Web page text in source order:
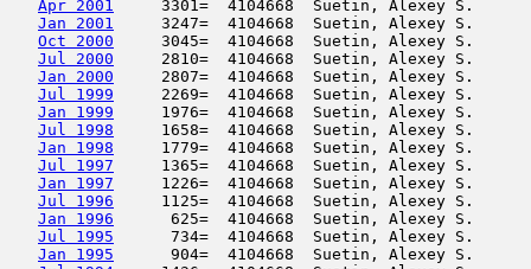
Apr 2001
3301=  4104668  Suetin, Alexey
Jan 2001
3247=  4104668  Suetin, Alexey S.
Oct 2000
3045=  4104668  Suetin, Alexey S.
Jul 2000
2810=  4104668  Suetin, Alexey S.
Jan 2000
2807=  4104668  Suetin, Alexey S.
Jul 1999
2269=  4104668  Suetin, Alexey S.
Jan 1999
1976=  4104668  Suetin, Alexey S.
Jul 1998
1658=  4104668  Suetin, Alexey S.
Jan 1998
1779=  4104668  Suetin, Alexey S.
Jul 1997
1365=  4104668  Suetin, Alexey S.
Jan 1997
1226=  4104668  Suetin, Alexey S.
Jul 1996
1125=  4104668  Suetin, Alexey S.
Jan 1996
625=  4104668  Suetin, Alexey S.
Jul 1995
734=  4104668  Suetin, Alexey S.
Jan 1995
904=  4104668  Suetin, Alexey S.